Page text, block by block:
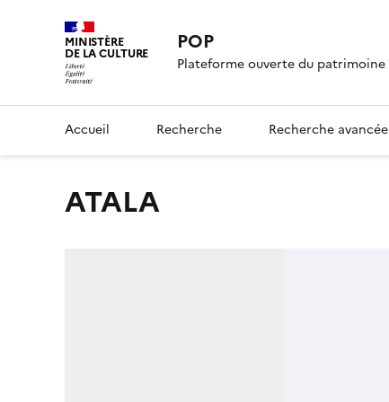
MINISTÈRE
DE LA CULTURE POP
Plateforme ouverte du patrimoine
Accueil Recherche Recherche avancée
ATALA